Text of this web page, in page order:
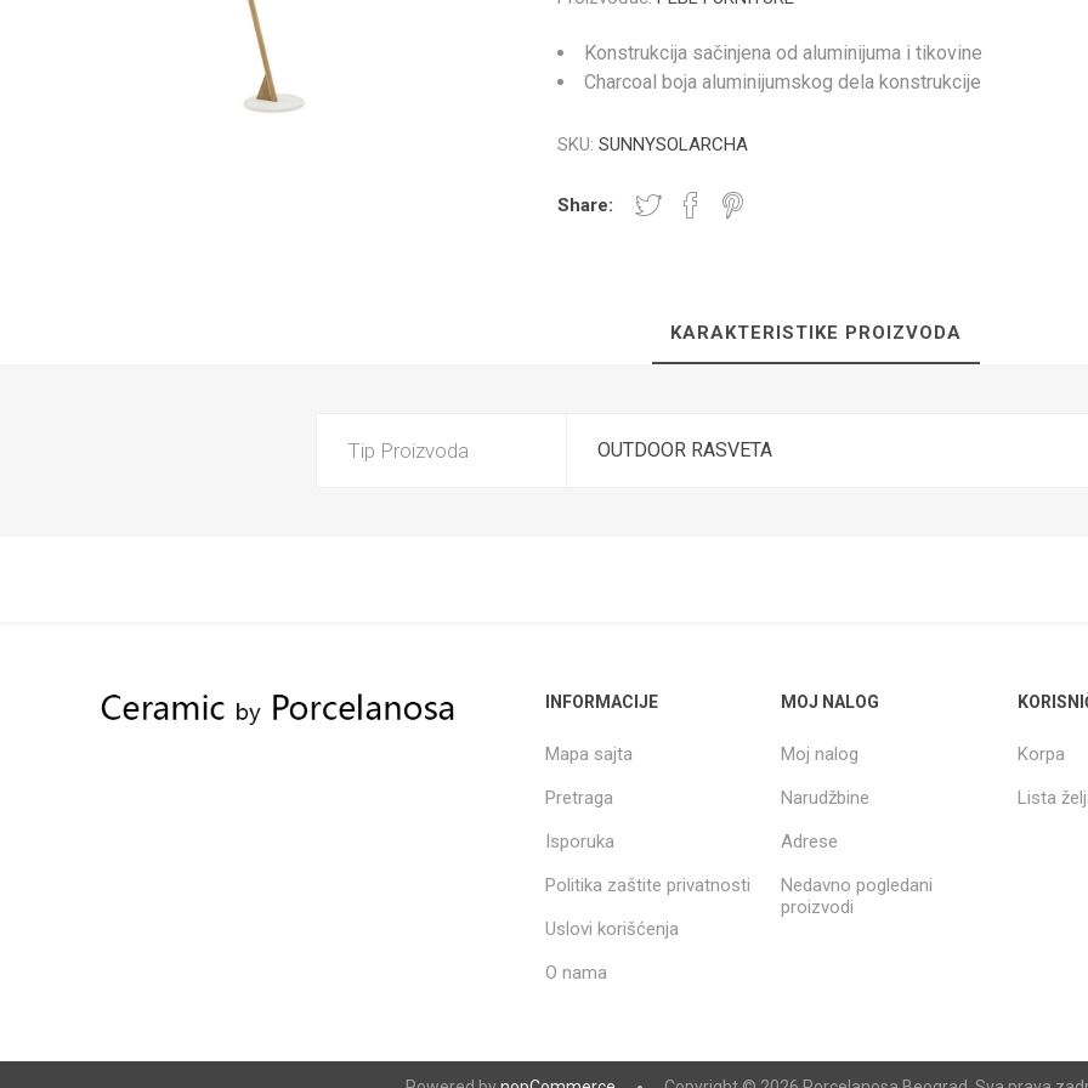
UMIVAONICI I PLOČE
TUŠ PREGRADE
Konstrukcija sačinjena od aluminijuma i tikovine
Charcoal boja aluminijumskog dela konstrukcije
SKU: SUNNYSOLARCHA
Share:
KARAKTERISTIKE PROIZVODA
Tip Proizvoda OUTDOOR RASVETA
INFORMACIJE
Mapa sajta
Pretraga
Isporuka
Politika zaštite privatnosti
Uslovi korišćenja
O nama
MOJ NALOG
Moj nalog
Narudžbine
Adrese
Nedavno pogledani
proizvodi
Korpa
Lista